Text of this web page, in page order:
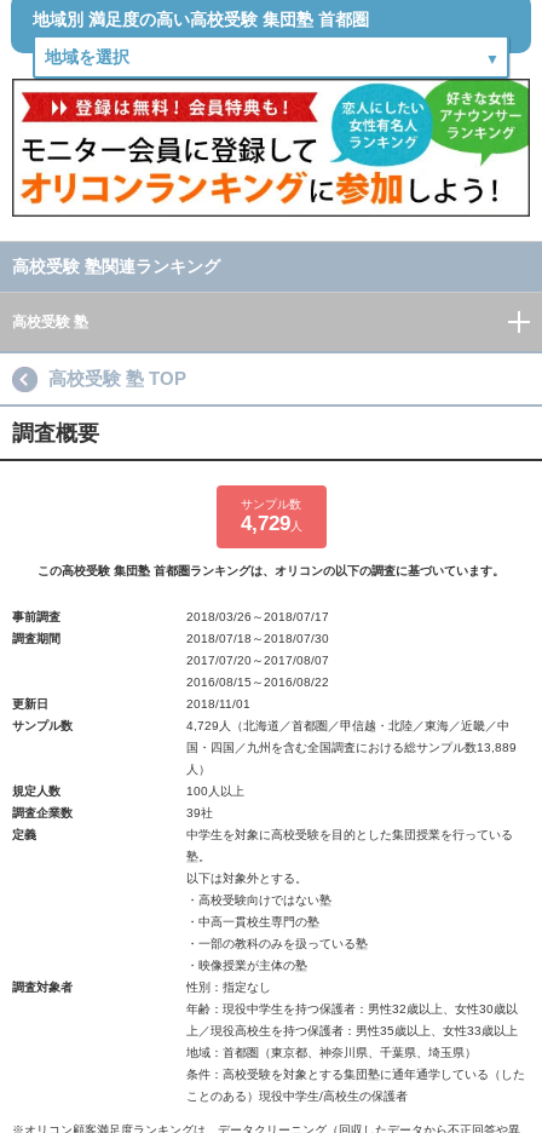
地域別 満足度の高い高校受験 集団塾 首都圏
高校受験 塾関連ランキング
高校受験 塾
高校受験 塾 TOP
調査概要
サンプル数
4,729人
この高校受験 集団塾 首都圏ランキングは、オリコンの以下の調査に基づいています。
事前調査
2018/03/26～2018/07/17
調査期間
2018/07/18～2018/07/30
2017/07/20～2017/08/07
2016/08/15～2016/08/22
更新日
2018/11/01
サンプル数
4,729人（北海道／首都圏／甲信越・北陸／東海／近畿／中
国・四国／九州を含む全国調査における総サンプル数13,889
人）
規定人数
100人以上
調査企業数
39社
定義
中学生を対象に高校受験を目的とした集団授業を行っている
塾。
以下は対象外とする。
・高校受験向けではない塾
・中高一貫校生専門の塾
・一部の教科のみを扱っている塾
・映像授業が主体の塾
調査対象者
性別：指定なし
年齢：現役中学生を持つ保護者：男性32歳以上、女性30歳以
上／現役高校生を持つ保護者：男性35歳以上、女性33歳以上
地域：首都圏（東京都、神奈川県、千葉県、埼玉県）
条件：高校受験を対象とする集団塾に通年通学している（した
ことのある）現役中学生/高校生の保護者
※オリコン顧客満足度ランキングは、データクリーニング（回収したデータから不正回答や異